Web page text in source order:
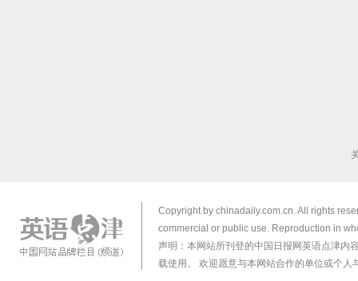
Copyright by chinadaily.com.cn. All rights
commercial or public use. Reproduction in
声明：本网站所刊登的中国日报网英语点津内
载使用。 欢迎愿意与本网站合作的单位或个人